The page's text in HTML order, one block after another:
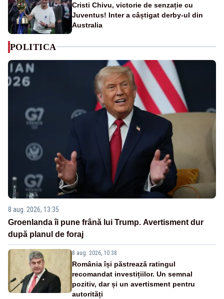
Cristi Chivu, victorie de senzație cu
Juventus! Inter a câștigat derby-ul din
Australia
POLITICA
8 aug. 2026, 13:35
Groenlanda îi pune frână lui Trump. Avertisment dur
după planul de foraj
8 aug. 2026, 10:38
România își păstrează ratingul
recomandat investițiilor. Un semnal
pozitiv, dar și un avertisment pentru
autorități